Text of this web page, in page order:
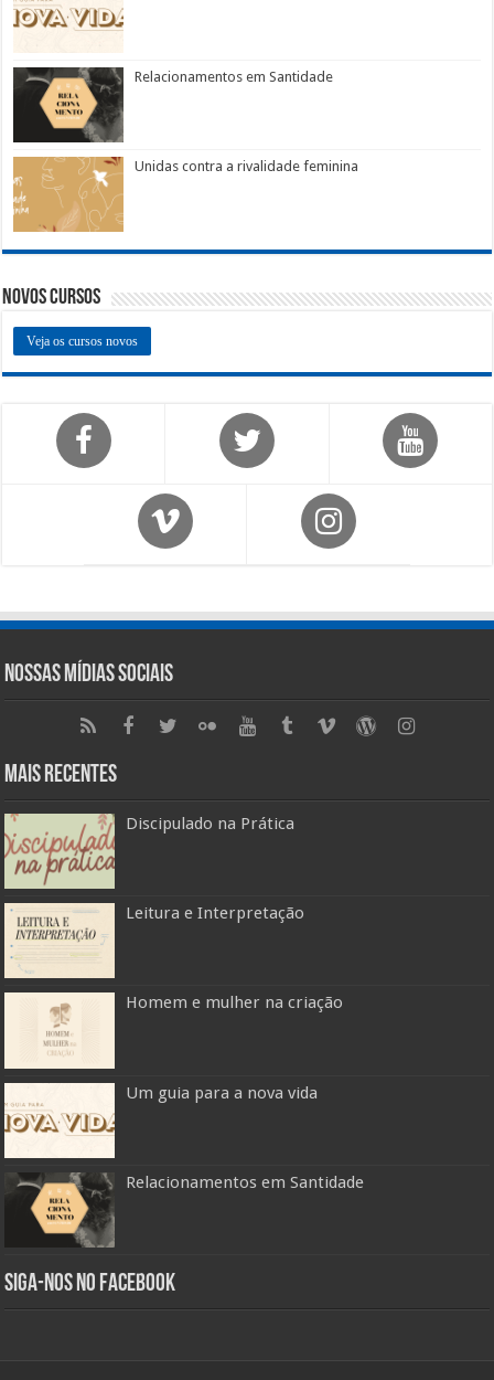
Relacionamentos em Santidade
Unidas contra a rivalidade feminina
Novos Cursos
Veja os cursos novos
Nossas Mídias Sociais
Mais Recentes
Discipulado na Prática
Leitura e Interpretação
Homem e mulher na criação
Um guia para a nova vida
Relacionamentos em Santidade
Siga-nos no Facebook